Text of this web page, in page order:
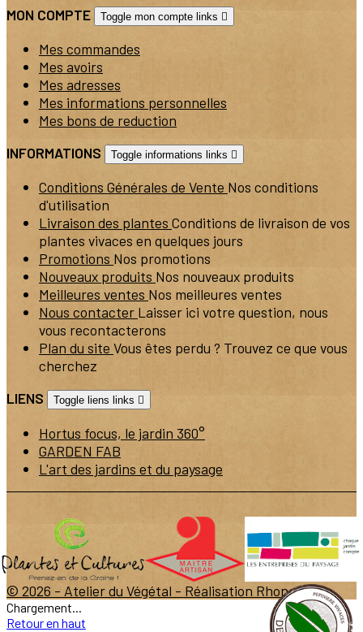
MON COMPTE
Toggle mon compte links 
Mes commandes
Mes avoirs
Mes adresses
Mes informations personnelles
Mes bons de reduction
INFORMATIONS
Toggle informations links 
Conditions Générales de Vente Nos conditions
d'utilisation
Livraison des plantes Conditions de livraison de vos
plantes vivaces en quelques jours
Promotions Nos promotions
Nouveaux produits Nos nouveaux produits
Meilleures ventes Nos meilleures ventes
Nous contacter Laisser ici votre question, nous
vous recontacterons
Plan du site Vous êtes perdu ? Trouvez ce que vous
cherchez
LIENS
Toggle liens links 
Hortus focus, le jardin 360°
GARDEN FAB
L'art des jardins et du paysage
© 2026 - Atelier du Végétal - Réalisation Rhonalpcom
Chargement...
Retour en haut